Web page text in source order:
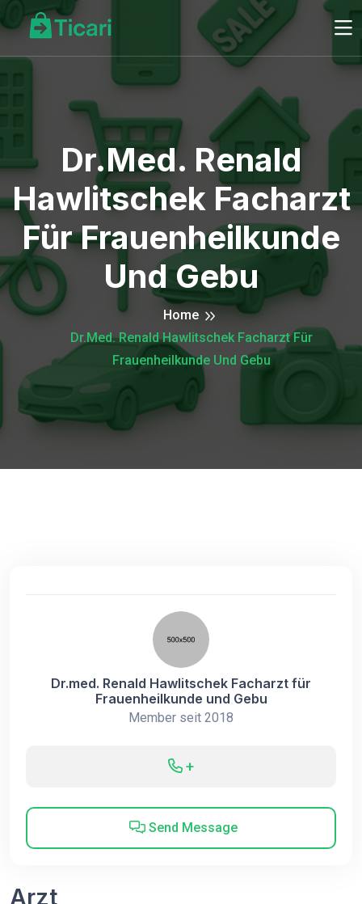
Dr.med. Renald
Hawlitschek Facharzt
Für Frauenheilkunde
Und Gebu
Home
Dr.med. Renald Hawlitschek Facharzt Für
Frauenheilkunde Und Gebu
Dr.med. Renald Hawlitschek Facharzt für
Frauenheilkunde und Gebu
Member seit 2018
+
Send Message
Arzt